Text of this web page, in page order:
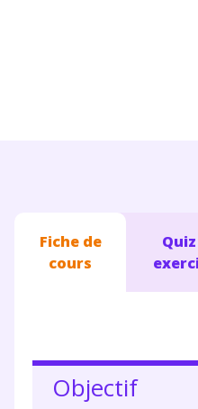
Fiche de
cours
Objectif